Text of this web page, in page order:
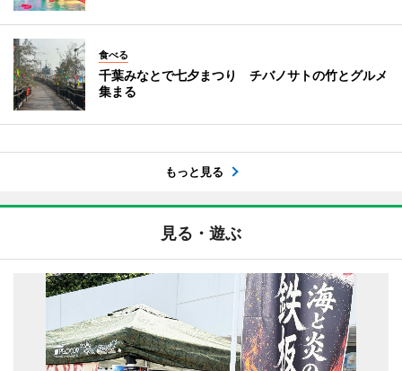
食べる
千葉みなとで七夕まつり チバノサトの竹とグルメ
集まる
もっと見る
見る・遊ぶ